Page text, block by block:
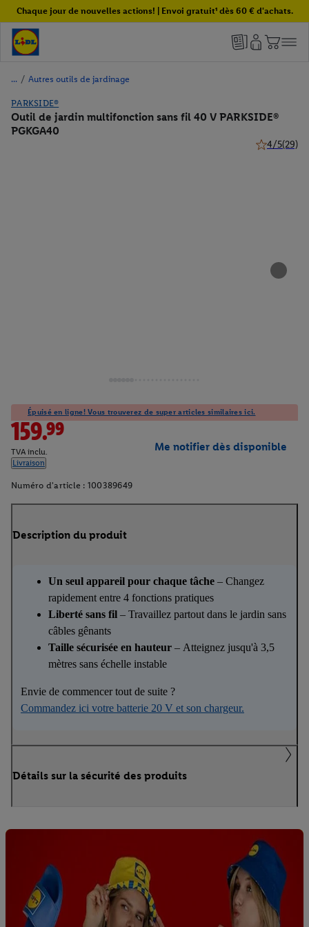
Chaque jour de nouvelles actions! | Envoi gratuit¹ dès 60 € d'achats.
/ Autres outils de jardinage
PARKSIDE®
Outil de jardin multifonction sans fil 40 V PARKSIDE®
PGKGA40
4/5(29)
Épuisé en ligne! Vous trouverez de super articles similaires ici.
159.99
TVA inclu.
Livraison
Me notifier dès disponible
Numéro d'article : 100389649
Description du produit
Un seul appareil pour chaque tâche – Changez
rapidement entre 4 fonctions pratiques
Liberté sans fil – Travaillez partout dans le jardin sans
câbles gênants
Taille sécurisée en hauteur – Atteignez jusqu'à 3,5
mètres sans échelle instable
Envie de commencer tout de suite ?
Commandez ici votre batterie 20 V et son chargeur.
Détails sur la sécurité des produits